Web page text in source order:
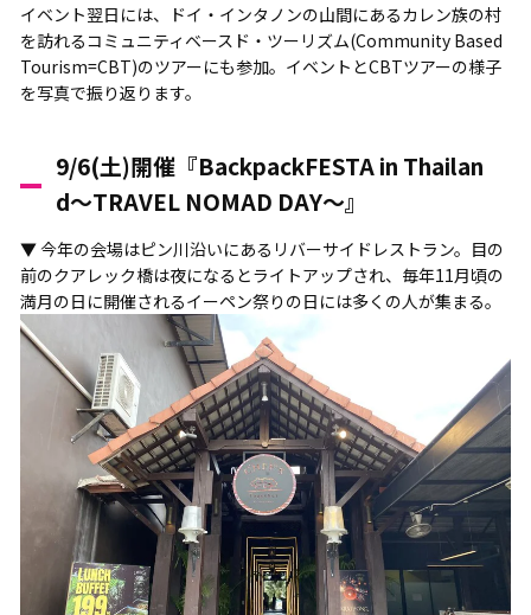
イベント翌日には、ドイ・インタノンの山間にあるカレン族の村
を訪れるコミュニティベースド・ツーリズム(Community Based
Tourism=CBT)のツアーにも参加。イベントとCBTツアーの様子
を写真で振り返ります。
9/6(土)開催『BackpackFESTA in Thailan
d〜TRAVEL NOMAD DAY〜』
▼ 今年の会場はピン川沿いにあるリバーサイドレストラン。目の
前のクアレック橋は夜になるとライトアップされ、毎年11月頃の
満月の日に開催されるイーペン祭りの日には多くの人が集まる。